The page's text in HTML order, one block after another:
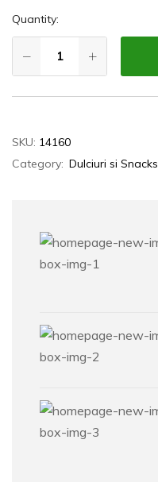
Quantity:
SKU: 14160
Category: Dulciuri si Snacks